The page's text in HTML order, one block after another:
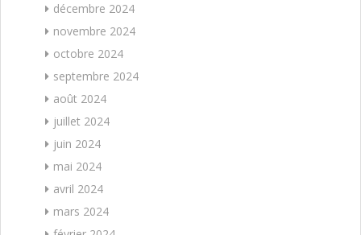
décembre 2024
novembre 2024
octobre 2024
septembre 2024
août 2024
juillet 2024
juin 2024
mai 2024
avril 2024
mars 2024